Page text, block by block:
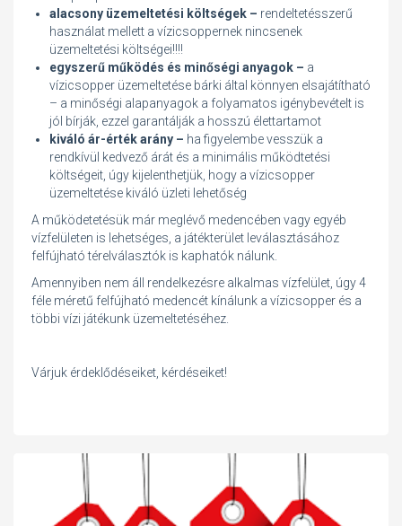
alacsony üzemeltetési költségek – rendeltetésszerű
használat mellett a vízicsoppernek nincsenek
üzemeltetési költségei!!!!
egyszerű működés és minőségi anyagok – a
vízicsopper üzemeltetése bárki által könnyen elsajátítható
– a minőségi alapanyagok a folyamatos igénybevételt is
jól bírják, ezzel garantálják a hosszú élettartamot
kiváló ár-érték arány – ha figyelembe vesszük a
rendkívül kedvező árát és a minimális működtetési
költségeit, úgy kijelenthetjük, hogy a vízicsopper
üzemeltetése kiváló üzleti lehetőség
A működetetésük már meglévő medencében vagy egyéb
vízfelületen is lehetséges, a játékterület leválasztásához
felfújható térelválasztók is kaphatók nálunk.
Amennyiben nem áll rendelkezésre alkalmas vízfelület, úgy 4
féle méretű felfújható medencét kínálunk a vízicsopper és a
többi vízi játékunk üzemeltetéséhez.
Várjuk érdeklődéseiket, kérdéseiket!